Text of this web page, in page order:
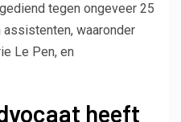
tegen ongeveer 25
waaronder
Le Pen, en
heeft